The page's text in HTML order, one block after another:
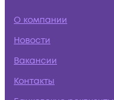
О компании
Новости
Вакансии
Контакты